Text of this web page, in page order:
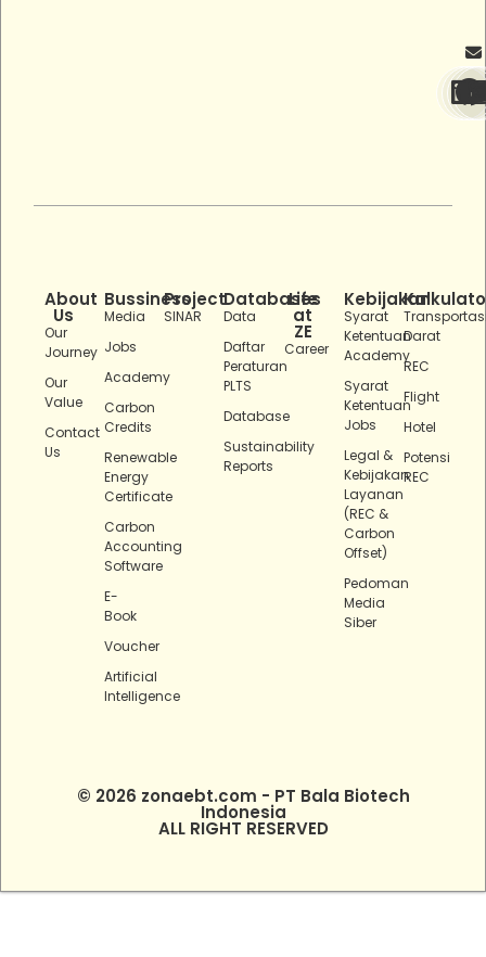
About
Us
Our
Journey
Our
Value
Contact
Us
Bussiness
Media
Jobs
Academy
Carbon
Credits
Renewable
Energy
Certificate
Carbon
Accounting
Software
E-
Book
Voucher
Artificial
Intelligence
Project
SINAR
Databases
Data
Daftar
Peraturan
PLTS
Database
Sustainability
Reports
Life
at
ZE
Career
Kebijakan
Syarat
Ketentuan
Academy
Syarat
Ketentuan
Jobs
Legal &
Kebijakan
Layanan
(REC &
Carbon
Offset)
Pedoman
Media
Siber
Darat
REC
Flight
Hotel
Potensi
REC
© 2026 zonaebt.com - PT Bala Biotech
Indonesia
ALL RIGHT RESERVED